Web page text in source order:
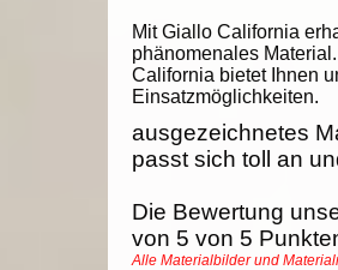
Mit Giallo California
phänomenales
California bietet Ihnen
Einsatzmöglichkeiten.
ausgezeichnetes
passt sich toll an
Die Bewertung
von 5 von 5
Alle Materialbilder und